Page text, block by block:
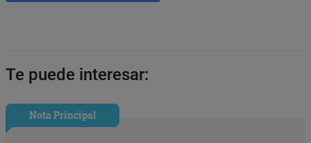
Te puede interesar:
Nota Principal